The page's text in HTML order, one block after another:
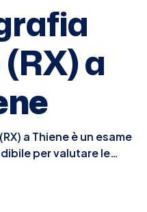
a
a Thiene è un esame
per valutare le
del gomito in caso